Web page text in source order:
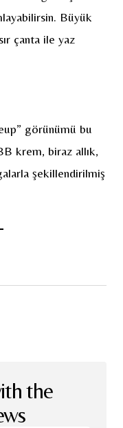
Büyük
çanta ile yaz
görünümü bu
krem, biraz allık,
şekillendirilmiş
the